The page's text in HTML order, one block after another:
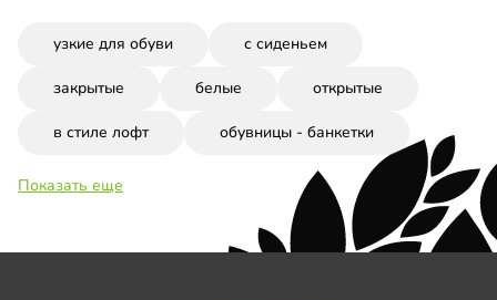
узкие для обуви с сиденьем
закрытые белые открытые
в стиле лофт обувницы - банкетки
Показать еще